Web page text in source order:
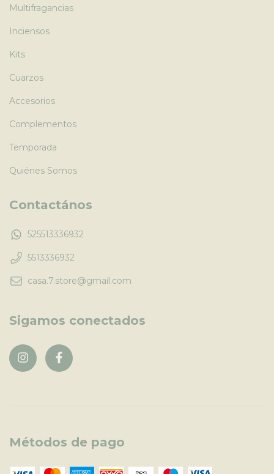
Multifragancias
Inciensos
Kits
Cuarzos
Accesorios
Complementos
Temporada
Quiénes Somos
Contactános
525513336932
5513336932
casa.7.store@gmail.com
Sigamos conectados
Métodos de pago